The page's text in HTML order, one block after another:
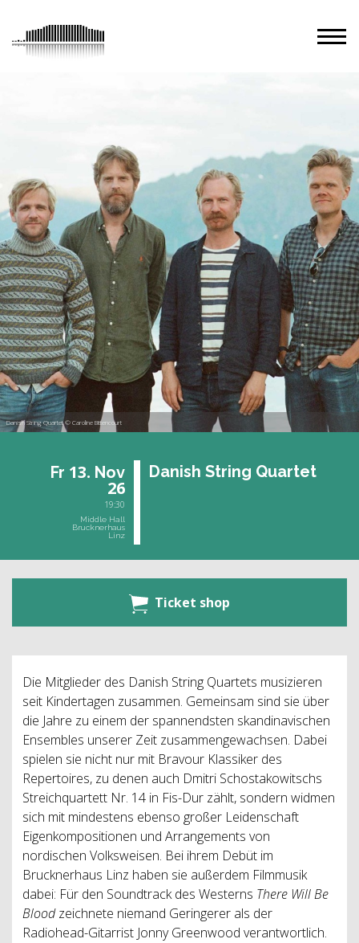
Danish String Quartet © Caroline Bittencourt
Fr 13. Nov
26
19:30
Middle Hall
Brucknerhaus
Linz
Da­nish String Quar­tet
Ticket shop
Die Mitglieder des Danish String Quartets musizieren
seit Kindertagen zusammen. Gemeinsam sind sie über
die Jahre zu einem der spannendsten skandinavischen
Ensembles unserer Zeit zusammengewachsen. Dabei
spielen sie nicht nur mit Bravour Klassiker des
Repertoires, zu denen auch Dmitri Schostakowitschs
Streichquartett Nr. 14 in Fis-Dur zählt, sondern widmen
sich mit mindestens ebenso großer Leidenschaft
Eigenkompositionen und Arrangements von
nordischen Volksweisen. Bei ihrem Debüt im
Brucknerhaus Linz haben sie außerdem Filmmusik
dabei: Für den Soundtrack des Westerns There Will Be
Bloodzeichnete niemand Geringerer als der
Radiohead-Gitarrist Jonny Greenwood verantwortlich.